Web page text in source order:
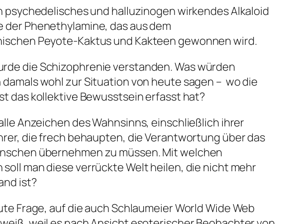
psychedelisches und halluzinogen wirkendes Alkaloid
der Phenethylamine, das aus dem
Peyote-Kaktus und Kakteen gewonnen wird.
die Schizophrenie verstanden. Was würden
wohl zur Situation von heute sagen – wo die
das kollektive Bewusstsein erfasst hat?
Anzeichen des Wahnsinns, einschließlich ihrer
die frech behaupten, die Verantwortung über das
übernehmen zu müssen. Mit welchen
man diese verrückte Welt heilen, die nicht mehr
ist?
Frage, auf die auch Schlaumeier World Wide Web